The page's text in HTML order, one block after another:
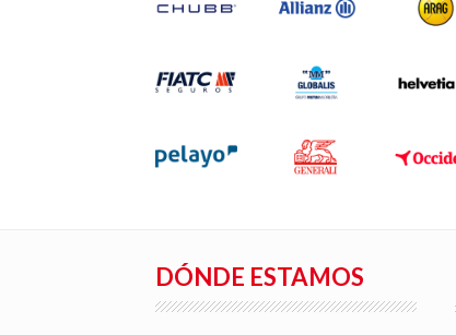
DÓNDE ESTAMOS